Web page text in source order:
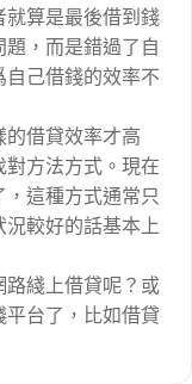
就算是最後借到錢
，而是錯過了自
自己借錢的效率不
的借貸效率才高
對方法方式。現在
這種方式通常只
較好的話基本上
路綫上借貸呢？或
台了，比如借貸